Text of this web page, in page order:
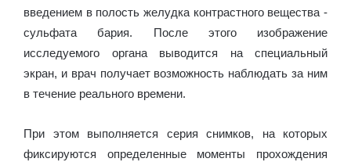
введением в полость желудка контрастного вещества -
сульфата бария. После этого изображение
исследуемого органа выводится на специальный
экран, и врач получает возможность наблюдать за ним
в течение реального времени.
При этом выполняется серия снимков, на которых
фиксируются определенные моменты прохождения